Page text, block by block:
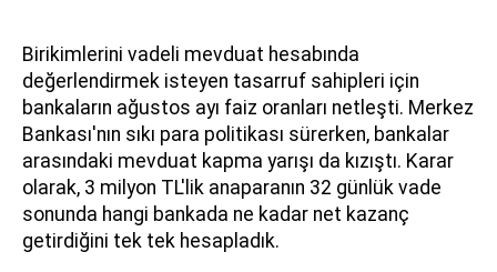
Birikimlerini vadeli mevduat hesabında
değerlendirmek isteyen tasarruf sahipleri için
bankaların ağustos ayı faiz oranları netleşti. Merkez
Bankası'nın sıkı para politikası sürerken, bankalar
arasındaki mevduat kapma yarışı da kızıştı. Karar
olarak, 3 milyon TL'lik anaparanın 32 günlük vade
sonunda hangi bankada ne kadar net kazanç
getirdiğini tek tek hesapladık.